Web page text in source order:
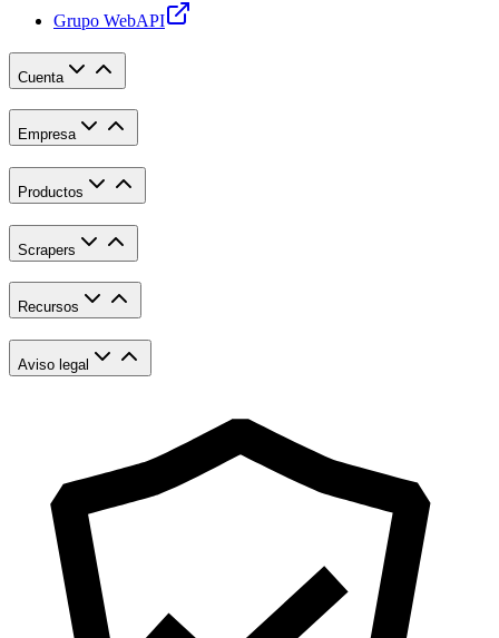
Grupo WebAPI
Cuenta
Empresa
Productos
Scrapers
Recursos
Aviso legal